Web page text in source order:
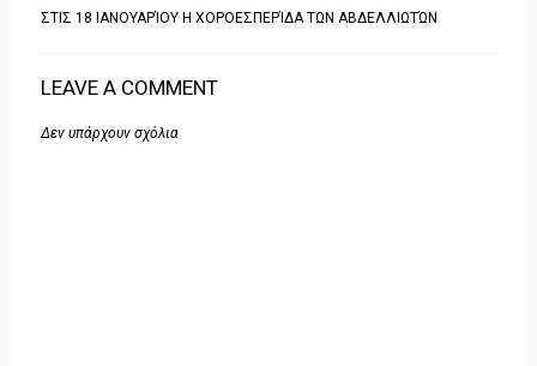
ΣΤΙΣ 18 ΙΑΝΟΥΑΡΊΟΥ Η ΧΟΡΟΕΣΠΕΡΊΔΑ ΤΩΝ ΑΒΔΕΛΛΙΩΤΏΝ
LEAVE A COMMENT
Δεν υπάρχουν σχόλια